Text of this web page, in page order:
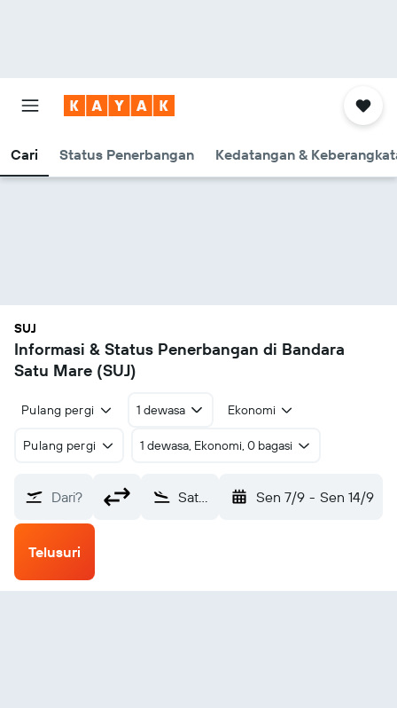
Cari Status Penerbangan Kedatangan &
SUJ
Informasi & Status Penerbangan di Bandara
Satu Mare (SUJ)
Pulang pergi 1 dewasa Ekonomi
Pulang pergi 1 dewasa, Ekonomi, 0 bagasi
Dari? Satu Mare (SUJ) Sen 7/9 - Sen 14/9
Telusuri